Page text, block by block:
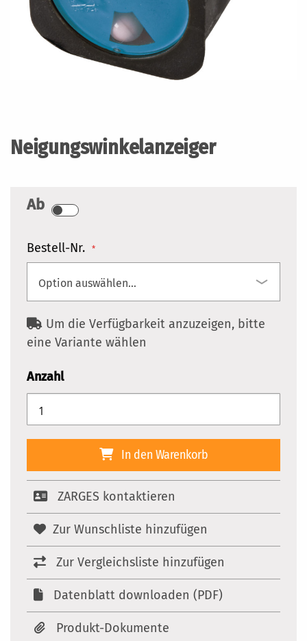
Neigungswinkelanzeiger
Ab
Bestell-Nr.
Um die Verfügbarkeit anzuzeigen, bitte
eine Variante wählen
Anzahl
In den Warenkorb
ZARGES kontaktieren
Zur Wunschliste hinzufügen
Zur Vergleichsliste hinzufügen
Datenblatt downloaden (PDF)
Produkt-Dokumente
Bildergalerie
springen